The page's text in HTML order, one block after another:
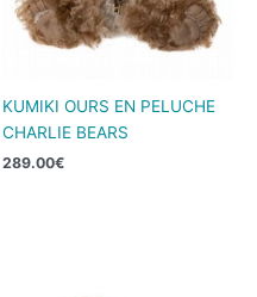
KUMIKI OURS EN PELUCHE
CHARLIE BEARS
289.00€